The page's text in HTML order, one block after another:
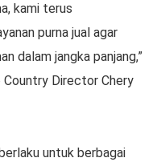
kami terus
purna jual agar
dalam jangka panjang,”
Country Director Chery
untuk berbagai